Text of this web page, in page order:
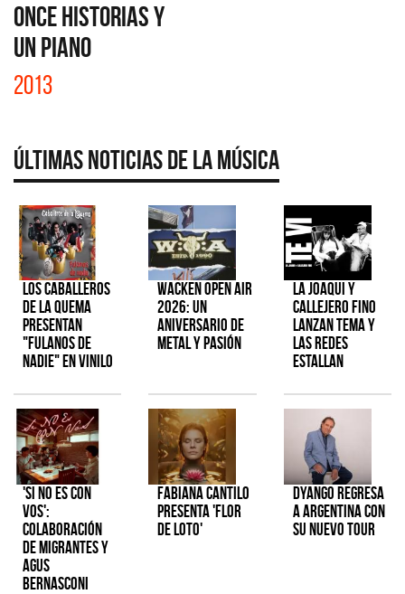
ONCE HISTORIAS Y
UN PIANO
2013
Últimas Noticias de la Música
Los Caballeros
de la Quema
presentan
"Fulanos de
Nadie" en vinilo
Wacken Open Air
2026: Un
aniversario de
metal y pasión
La Joaqui y
Callejero Fino
lanzan tema y
las redes
estallan
'Si No Es Con
Vos':
colaboración
de Migrantes y
Agus
Bernasconi
Fabiana Cantilo
presenta 'Flor
de Loto'
Dyango regresa
a Argentina con
su nuevo tour